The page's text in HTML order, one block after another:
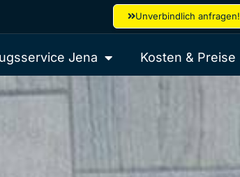
Unverbindlich anfragen!
Jena Kosten & Preise